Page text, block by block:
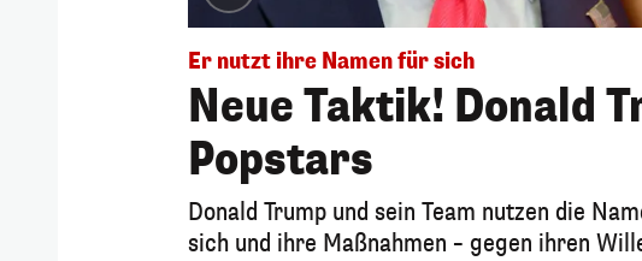
Er nutzt ihre Namen für sich
Neue Taktik! Donald
Popstars
Donald Trump und sein Team nutzen die
sich und ihre Maßnahmen – gegen ihren